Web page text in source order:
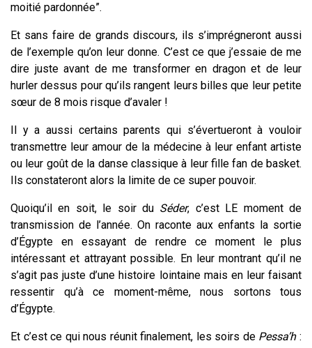
moitié pardonnée”.
Et sans faire de grands discours, ils s’imprégneront aussi
de l’exemple qu’on leur donne. C’est ce que j’essaie de me
dire juste avant de me transformer en dragon et de leur
hurler dessus pour qu’ils rangent leurs billes que leur petite
sœur de 8 mois risque d’avaler !
Il y a aussi certains parents qui s’évertueront à vouloir
transmettre leur amour de la médecine à leur enfant artiste
ou leur goût de la danse classique à leur fille fan de basket.
Ils constateront alors la limite de ce super pouvoir.
Quoiqu’il en soit, le soir du Séder, c’est LE moment de
transmission de l’année. On raconte aux enfants la sortie
d’Égypte en essayant de rendre ce moment le plus
intéressant et attrayant possible. En leur montrant qu’il ne
s’agit pas juste d’une histoire lointaine mais en leur faisant
ressentir qu’à ce moment-même, nous sortons tous
d’Égypte.
Et c’est ce qui nous réunit finalement, les soirs dePessa’h: